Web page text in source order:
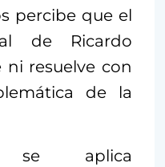
percibe que el
de Ricardo
ni resuelve con
de la
se aplica